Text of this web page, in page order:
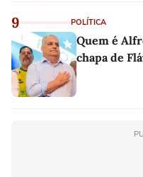
9 POLÍTICA
Quem é
chapa de